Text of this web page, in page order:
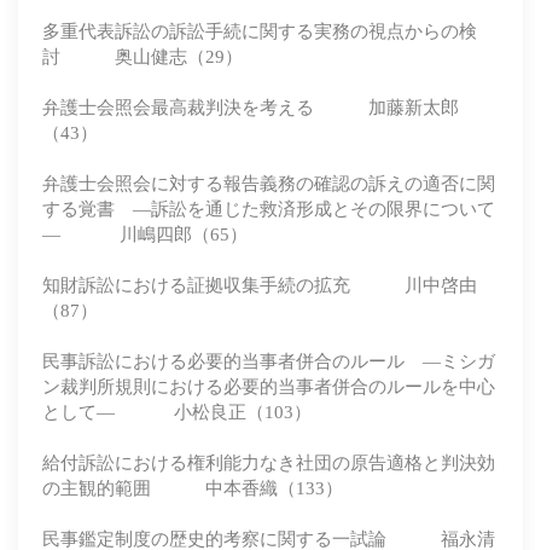
多重代表訴訟の訴訟手続に関する実務の視点からの検
討 奥山健志（29）
弁護士会照会最高裁判決を考える 加藤新太郎
（43）
弁護士会照会に対する報告義務の確認の訴えの適否に関
する覚書 ―訴訟を通じた救済形成とその限界について
― 川嶋四郎（65）
知財訴訟における証拠収集手続の拡充 川中啓由
（87）
民事訴訟における必要的当事者併合のルール ―ミシガ
ン裁判所規則における必要的当事者併合のルールを中心
として― 小松良正（103）
給付訴訟における権利能力なき社団の原告適格と判決効
の主観的範囲 中本香織（133）
民事鑑定制度の歴史的考察に関する一試論 福永清